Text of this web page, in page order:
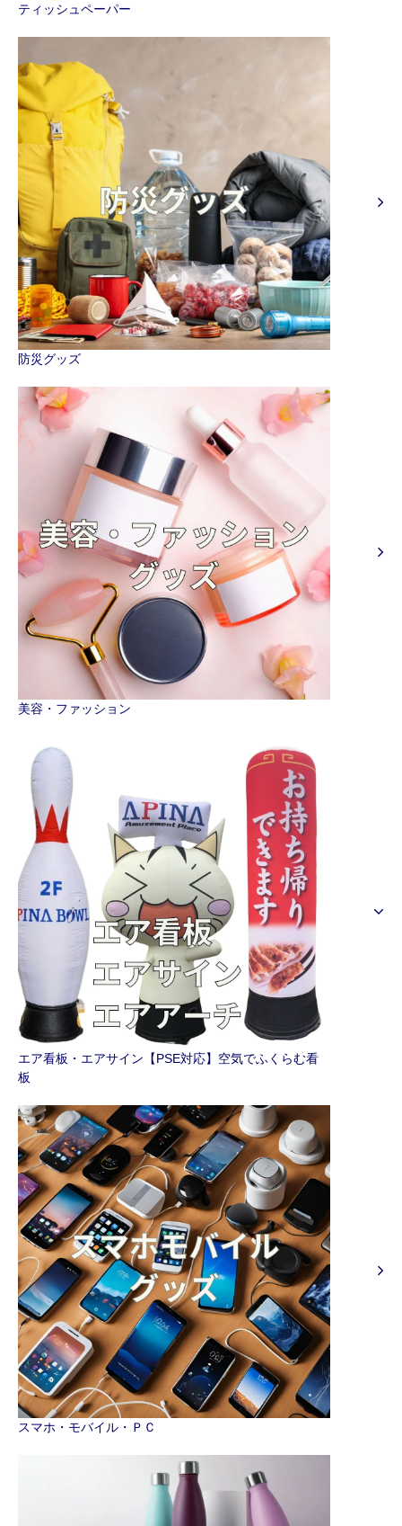
ティッシュペーパー
防災グッズ
美容・ファッション
エア看板・エアサイン【PSE対応】空気でふくらむ看
板
スマホ・モバイル・ＰＣ